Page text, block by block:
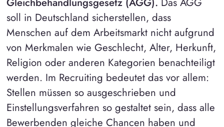
soll in Deutschland sicherstellen, dass
Menschen auf dem Arbeitsmarkt nicht aufgrund
von Merkmalen wie Geschlecht, Alter, Herkunft,
Religion oder anderen Kategorien benachteiligt
werden. Im Recruiting bedeutet das vor allem:
Stellen müssen so ausgeschrieben und
Einstellungsverfahren so gestaltet sein, dass alle
Bewerbenden gleiche Chancen haben und